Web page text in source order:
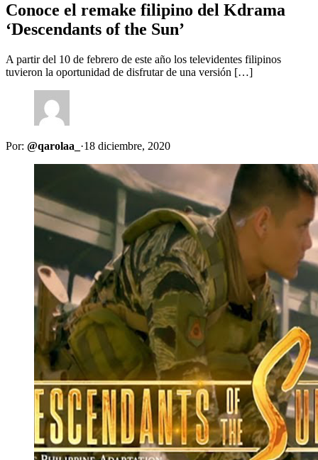
Conoce el remake filipino del Kdrama
‘Descendants of the Sun’
A partir del 10 de febrero de este año los televidentes filipinos
tuvieron la oportunidad de disfrutar de una versión […]
Por: @qarolaa_ ·18 diciembre, 2020